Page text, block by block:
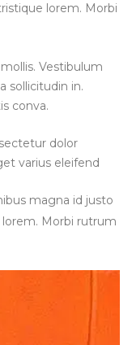
lorem. Morbi
Vestibulum
sollicitudin in.
conva.
dolor
varius eleifend
magna id justo
Morbi rutrum